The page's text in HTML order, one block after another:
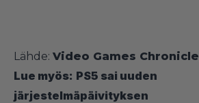
Lähde: Video Games Chronicle
Lue myös: PS5 sai uuden
järjestelmäpäivityksen